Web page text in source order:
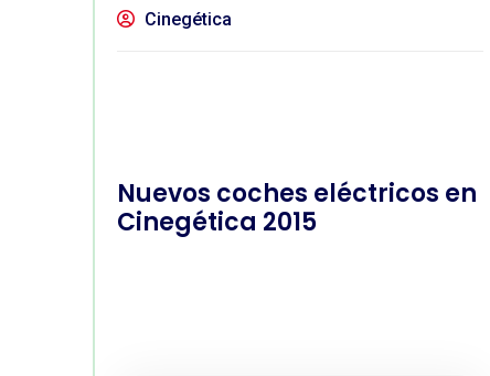
Cinegética
Nuevos coches eléctricos en
Cinegética 2015